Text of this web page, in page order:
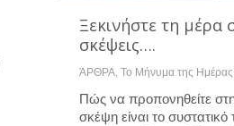
Ξεκινήστε τη μέρα
σκέψεις….
ΆΡΘΡΑ, Το Μήνυμα της Ημέρας
Πώς να προπονηθείτε
σκέψη είναι το συστατικό